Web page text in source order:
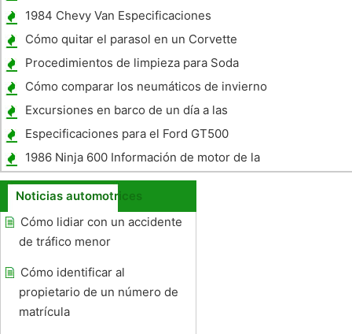
1984 Chevy Van Especificaciones
Cómo quitar el parasol en un Corvette
Procedimientos de limpieza para Soda
Blasting
Cómo comparar los neumáticos de invierno
Excursiones en barco de un día a las
Bahamas de la Florida
Especificaciones para el Ford GT500
1986 Ninja 600 Información de motor de la
motocicleta
Noticias automotrices
Cómo lidiar con un accidente
de tráfico menor
Cómo identificar al
propietario de un número de
matrícula